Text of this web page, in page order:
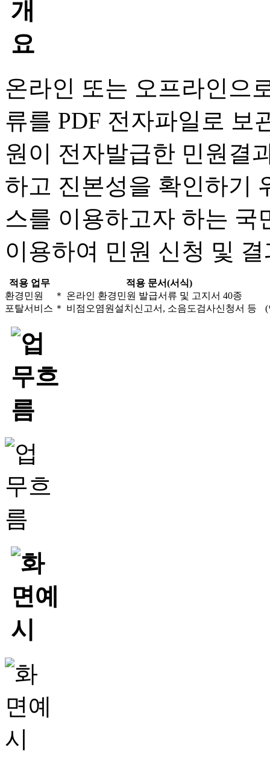
온라인 또는 오프라인으
류를 PDF 전자파일로 보
원이 전자발급한 민원결
하고 진본성을 확인하기
스를 이용하고자 하는 국
이용하여 민원 신청 및
적용 업무
적용 문서(서식)
환경민원
포탈서비스
＊ 온라인 환경민원 발급서류 및 고지서 40종
＊ 비점오염원설치신고서, 소음도검사신청서 등
(